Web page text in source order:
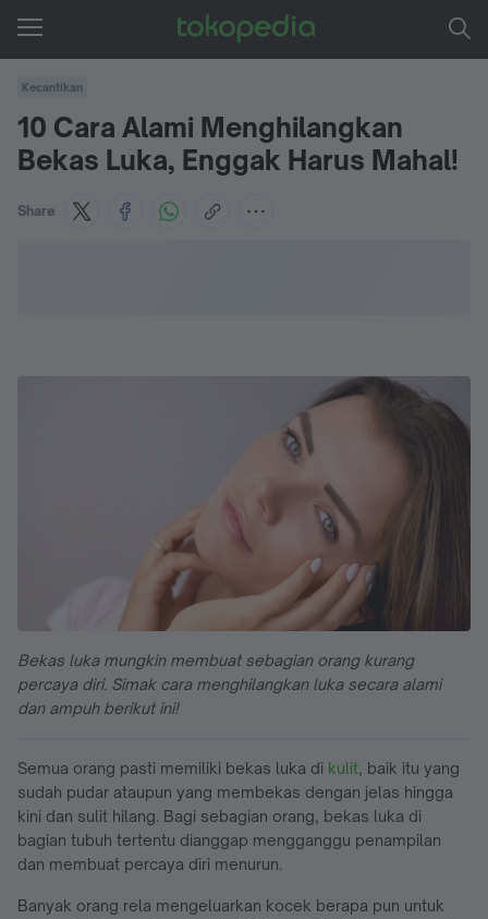
Kecantikan
10 Cara Alami Menghilangkan
Bekas Luka, Enggak Harus Mahal!
Share
Bekas luka mungkin membuat sebagian orang kurang
percaya diri. Simak cara menghilangkan luka secara alami
dan ampuh berikut ini!
Semua orang pasti memiliki bekas luka di kulit, baik itu yang
sudah pudar ataupun yang membekas dengan jelas hingga
kini dan sulit hilang. Bagi sebagian orang, bekas luka di
bagian tubuh tertentu dianggap mengganggu penampilan
dan membuat percaya diri menurun.
Banyak orang rela mengeluarkan kocek berapa pun untuk